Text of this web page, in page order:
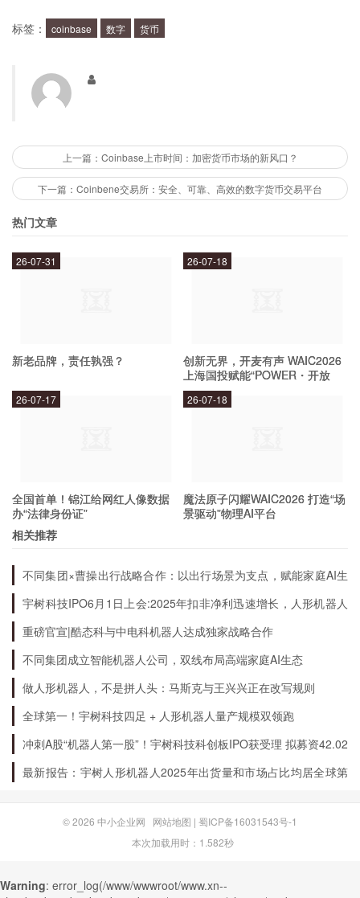
Coinbase的服务有哪些？
Coinbase提供以下几种服务：
数字货币，也可以将数字货币出售换成现金。
数字货币存储：Coinbase提供数字货币钱包服务，用户可以
将自己的数字货币存储在钱包中。
数字货币转账：用户可以使用Coinbase向其他用户发送数字
货币，也可以接收其他用户发送的数字货币。
商家服务：商家可以使用Coinbase接受比特币等数字货币的
支付。
使用Coinbase非常简单，只需要遵循以下几个步
骤：
式。
购买数字货币：用户可以选择自己感兴趣的数字货币，然后
使用添加的支付方式购买。
存储数字货币：用户可以选择将数字货币存储在Coinbase提
转账数字货币：用户可以向其他用户发送数字货币，也可以
接收其他用户发送的数字货币。
Coinbase的未来展望是什么？
Coinbase的未来展望非常广阔，它已经成为数字
货币世界的领袖之一：
以服务更多用户。
增加数字货币种类：Coinbase将继续增加支持的数字货币种
开发新产品：Coinbase将继续开发新产品，以提供更多服
标签： coinbase 数字 货币
上一篇：Coinbase上市时间：加密货币市场的新风口？
下一篇：Coinbene交易所：安全、可靠、高效的数字货币交易平台
热门文章
新老品牌，责任孰强？
26-07-31
创新无界，开麦有声 WAIC2026
上海国投赋能“POWER・开放
麦”专场成功举办
26-07-18
全国首单！锦江给网红人像数据
办“法律身份证”
26-07-17
魔法原子闪耀WAIC2026 打造“场
景驱动”物理AI平台
26-07-18
相关推荐
不同集团×曹操出行战略合作：以出行场景为支点，赋能家庭AI生
态升级
宇树科技IPO6月1日上会:2025年扣非净利迅速增长，人形机器人
出货量全球第一
重磅官宣|酷态科与中电科机器人达成独家战略合作
不同集团成立智能机器人公司，双线布局高端家庭AI生态
做人形机器人，不是拼人头：马斯克与王兴兴正在改写规则
全球第一！宇树科技四足 + 人形机器人量产规模双领跑
冲刺A股“机器人第一股”！宇树科技科创板IPO获受理 拟募资42.02
亿元
最新报告：宇树人形机器人2025年出货量和市场占比均居全球第
© 2026 中小企业网 网站地图 | 蜀ICP备16031543号-1
本次加载用时：1.582秒
Warning: error_log(/www/wwwroot/www.xn--